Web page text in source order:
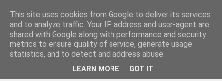
This site uses cookies from Google to deliver its services
and to analyze traffic. Your IP address and user-agent are
shared with Google along with performance and security
metrics to ensure quality of service, generate usage
statistics, and to detect and address abuse.
LEARN MORE GOT IT